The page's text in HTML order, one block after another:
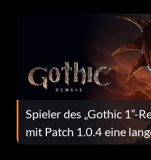
Spieler des „Gothic 1“-
mit Patch 1.0.4 eine
Fehlerbehebungen